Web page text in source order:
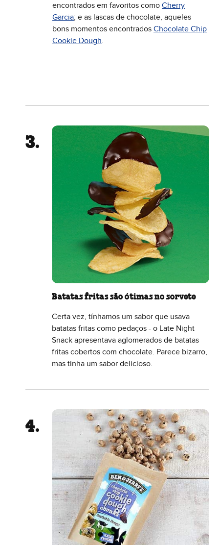
encontrados em favoritos como Cherry
Garcia; e as lascas de chocolate, aqueles
bons momentos encontrados Chocolate Chip
Cookie Dough.
Batatas fritas são ótimas no sorvete
Certa vez, tínhamos um sabor que usava
batatas fritas como pedaços - o Late Night
Snack apresentava aglomerados de batatas
fritas cobertos com chocolate. Parece bizarro,
mas tinha um sabor delicioso.